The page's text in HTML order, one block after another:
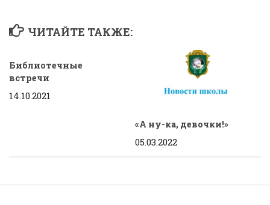
ЧИТАЙТЕ ТАКЖЕ:
Библиотечные
встречи
14.10.2021
«А ну-ка, девочки!»
05.03.2022